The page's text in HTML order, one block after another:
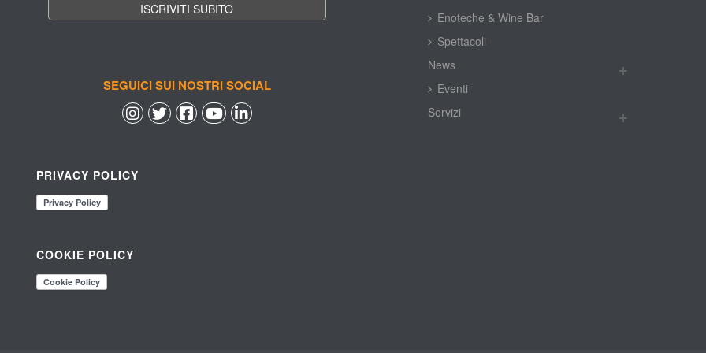
SEGUICI SUI NOSTRI SOCIAL
PRIVACY POLICY
COOKIE POLICY
Enoteche & Wine Bar
Spettacoli
New
Eventi
Servizi